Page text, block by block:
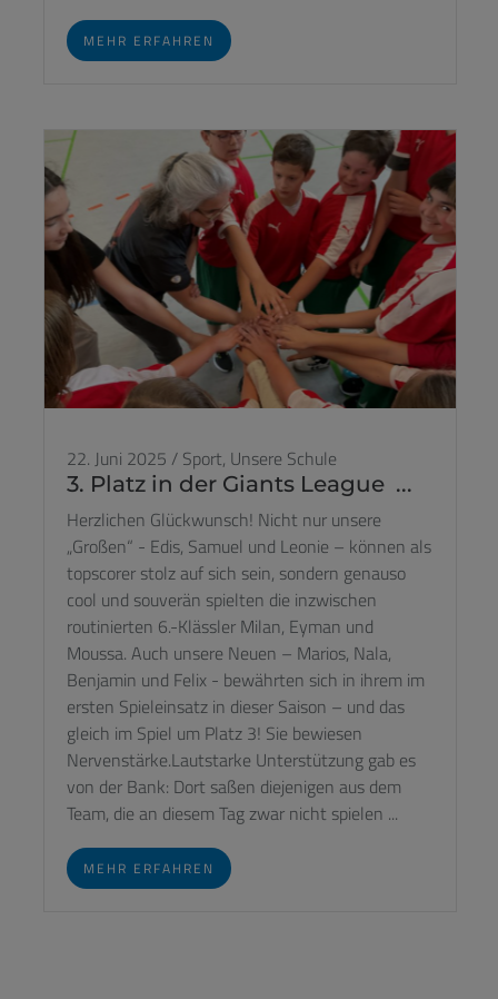
MEHR ERFAHREN
22. Juni 2025 / Sport, Unsere Schule
3. Platz in der Giants League ...
Herzlichen Glückwunsch! Nicht nur unsere
„Großen“ - Edis, Samuel und Leonie – können als
topscorer stolz auf sich sein, sondern genauso
cool und souverän spielten die inzwischen
routinierten 6.-Klässler Milan, Eyman und
Moussa. Auch unsere Neuen – Marios, Nala,
Benjamin und Felix - bewährten sich in ihrem im
ersten Spieleinsatz in dieser Saison – und das
gleich im Spiel um Platz 3! Sie bewiesen
Nervenstärke.Lautstarke Unterstützung gab es
von der Bank: Dort saßen diejenigen aus dem
Team, die an diesem Tag zwar nicht spielen ...
MEHR ERFAHREN